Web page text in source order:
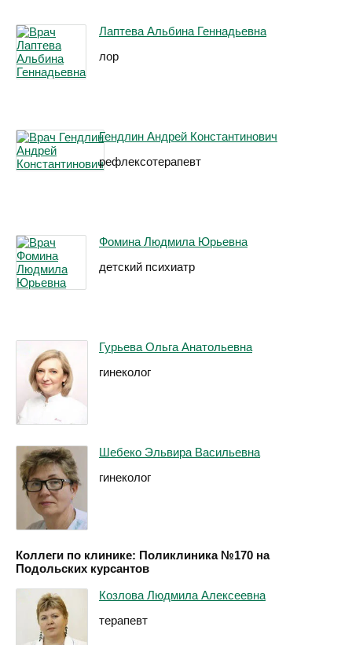
Лаптева Альбина Геннадьевна
лор
Гендлин Андрей Константинович
рефлексотерапевт
Фомина Людмила Юрьевна
детский психиатр
Гурьева Ольга Анатольевна
гинеколог
Шебеко Эльвира Васильевна
гинеколог
Коллеги по клинике: Поликлиника №170 на
Подольских курсантов
Козлова Людмила Алексеевна
терапевт